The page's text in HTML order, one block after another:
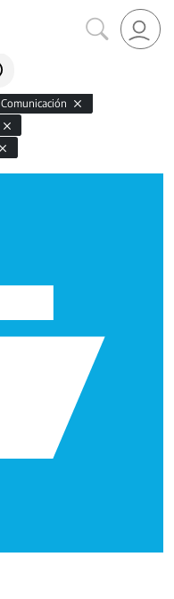
Comunicación